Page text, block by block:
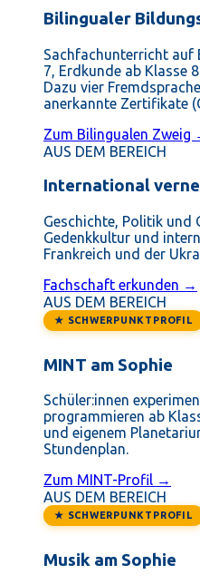
Bilingualer
Sachfachunterricht auf
7, Erdkunde ab Klasse
Dazu vier
anerkannte Zertifikate
Zum Bilingualen Zweig
AUS DEM BEREICH
International
Geschichte, Politik
Gedenkkultur und
Frankreich und der
Fachschaft erkunden →
AUS DEM BEREICH
★ SCHWERPUNKTPROFIL
MINT am Sophie
Schüler:innen
programmieren ab
und eigenem
Stundenplan.
Zum MINT-Profil →
AUS DEM BEREICH
★ SCHWERPUNKTPROFIL
Musik am Sophie